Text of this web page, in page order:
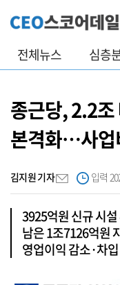
전체뉴스 심층
종근당, 2.2조
본격화…사업
김지원 기자 입력
3925억원 신규 시
남은 1조7126억원
영업이익 감소·차